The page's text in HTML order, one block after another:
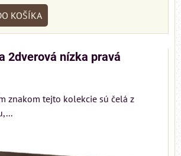
KOŠÍKA
2dverová nízka pravá
znakom tejto kolekcie sú čelá z